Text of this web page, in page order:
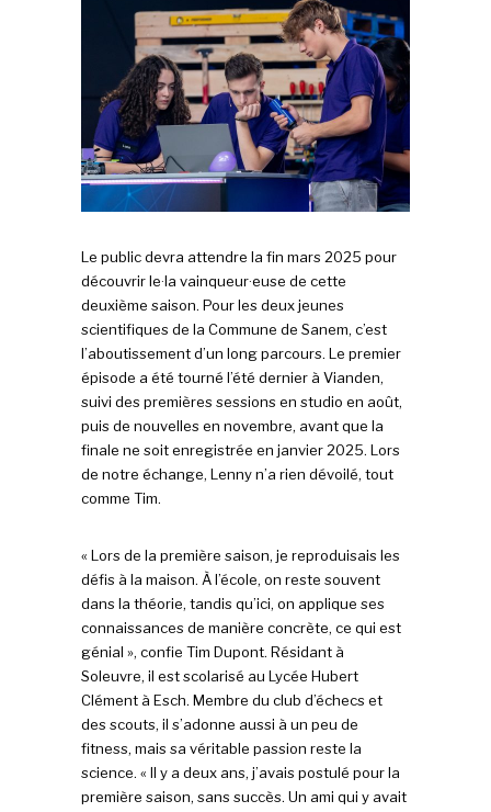
Le public devra attendre la fin mars 2025 pour
découvrir le·la vainqueur·euse de cette
deuxième saison. Pour les deux jeunes
scientifiques de la Commune de Sanem, c’est
l’aboutissement d’un long parcours. Le premier
épisode a été tourné l’été dernier à Vianden,
suivi des premières sessions en studio en août,
puis de nouvelles en novembre, avant que la
finale ne soit enregistrée en janvier 2025. Lors
de notre échange, Lenny n’a rien dévoilé, tout
comme Tim.
« Lors de la première saison, je reproduisais les
défis à la maison. À l’école, on reste souvent
dans la théorie, tandis qu’ici, on applique ses
connaissances de manière concrète, ce qui est
génial », confie Tim Dupont. Résidant à
Soleuvre, il est scolarisé au Lycée Hubert
Clément à Esch. Membre du club d’échecs et
des scouts, il s’adonne aussi à un peu de
fitness, mais sa véritable passion reste la
science. « Il y a deux ans, j’avais postulé pour la
première saison, sans succès. Un ami qui y avait